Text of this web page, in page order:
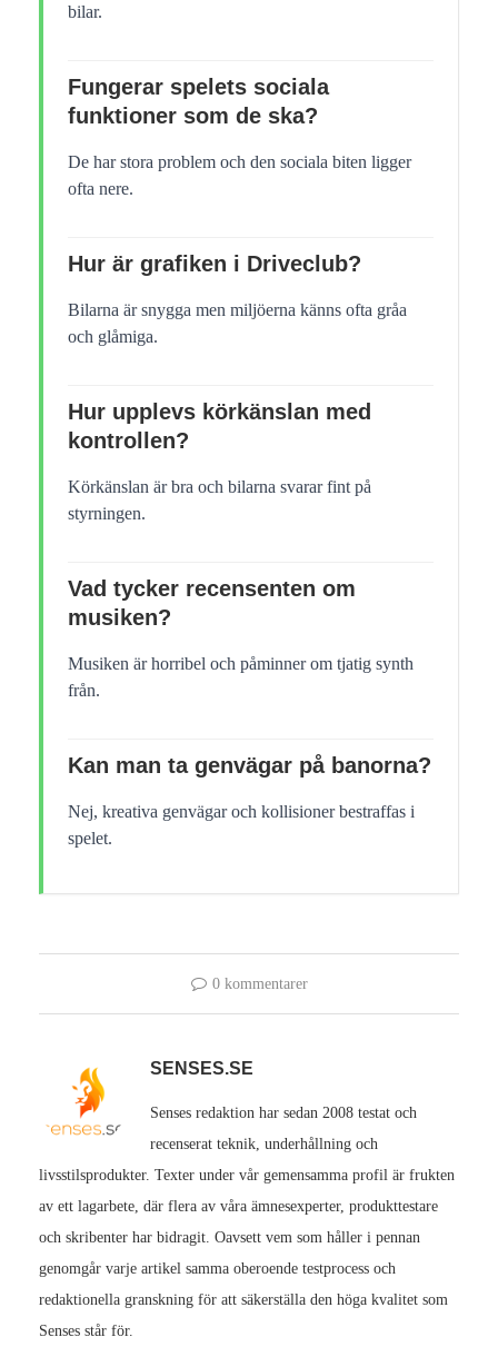
bilar.
Fungerar spelets sociala
funktioner som de ska?
De har stora problem och den sociala biten ligger
ofta nere.
Hur är grafiken i Driveclub?
Bilarna är snygga men miljöerna känns ofta gråa
och glåmiga.
Hur upplevs körkänslan med
kontrollen?
Körkänslan är bra och bilarna svarar fint på
styrningen.
Vad tycker recensenten om
musiken?
Musiken är horribel och påminner om tjatig synth
från.
Kan man ta genvägar på banorna?
Nej, kreativa genvägar och kollisioner bestraffas i
spelet.
0 kommentarer
SENSES.SE
Senses redaktion har sedan 2008 testat och
recenserat teknik, underhållning och
livsstilsprodukter. Texter under vår gemensamma profil är frukten
av ett lagarbete, där flera av våra ämnesexperter, produkttestare
och skribenter har bidragit. Oavsett vem som håller i pennan
genomgår varje artikel samma oberoende testprocess och
redaktionella granskning för att säkerställa den höga kvalitet som
Senses står för.